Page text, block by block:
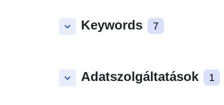
keyboard_arrow_down Keywords 7
keyboard_arrow_down Adatszolgáltatások 1